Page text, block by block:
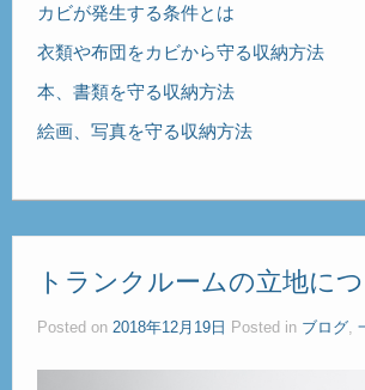
カビが発生する条件とは
衣類や布団をカビから守る収納方法
本、書類を守る収納方法
絵画、写真を守る収納方法
トランクルームの立地に
Posted on 2018年12月19日 Posted in ブログ